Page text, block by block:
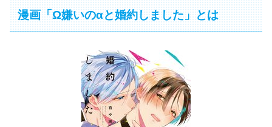
漫画「Ω嫌いのαと婚約しました」とは